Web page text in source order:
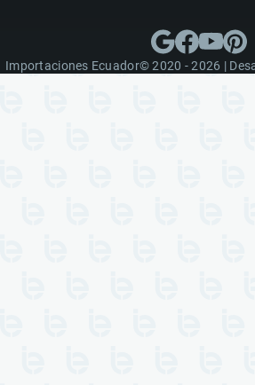
Importaciones Ecuador© 2020 - 2026 |